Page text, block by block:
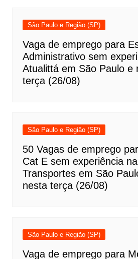
São Paulo e Região (SP)
Vaga de emprego para
Administrativo sem
Atualittá em São Paulo e
terça (26/08)
São Paulo e Região (SP)
50 Vagas de emprego
Cat E sem experiência
Transportes em São
nesta terça (26/08)
São Paulo e Região (SP)
Vaga de emprego para